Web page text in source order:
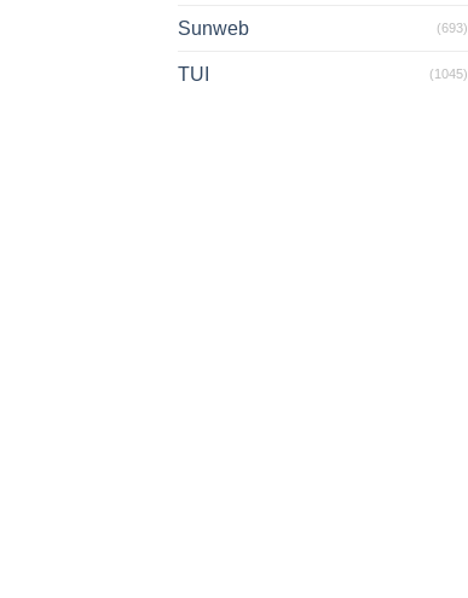
Sunweb (693)
TUI (1045)